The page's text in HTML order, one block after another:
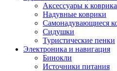
Аксессуары к
Надувные коврики
Самонадувающиеся
Сидушки
Туристические пенки
Электроника и навигация
Бинокли
Источники питания